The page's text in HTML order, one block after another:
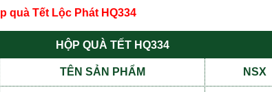
quà Tết Lộc Phát HQ334
HỘP QUÀ TẾT HQ334
TÊN SẢ N PHẨ M NSX